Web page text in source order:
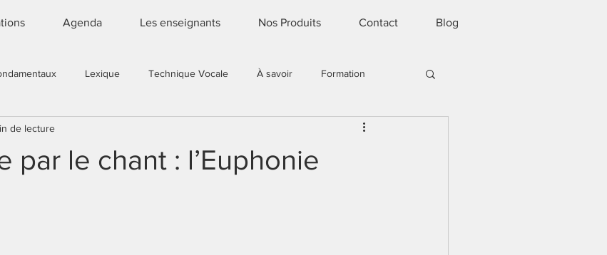
Agenda Les enseignants Nos Produits Contact Blog
Lexique Technique Vocale À savoir Formation
par le chant : l’Euphonie
de lecture